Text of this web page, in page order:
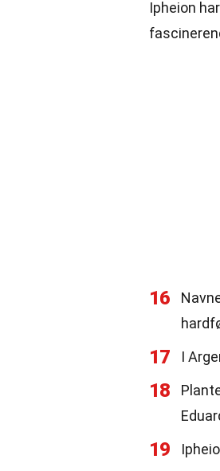
Ipheion
16
17 I
18
19